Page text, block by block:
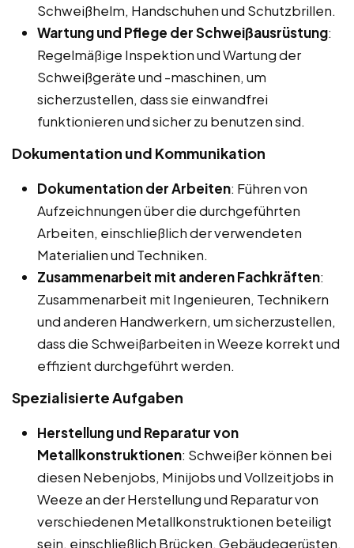
Schweißhelm, Handschuhen und Schutzbrillen.
Wartung und Pflege der Schweißausrüstung:
Regelmäßige Inspektion und Wartung der
Schweißgeräte und -maschinen, um
sicherzustellen, dass sie einwandfrei
funktionieren und sicher zu benutzen sind.
Dokumentation und Kommunikation
Dokumentation der Arbeiten: Führen von
Aufzeichnungen über die durchgeführten
Arbeiten, einschließlich der verwendeten
Materialien und Techniken.
Zusammenarbeit mit anderen Fachkräften:
Zusammenarbeit mit Ingenieuren, Technikern
und anderen Handwerkern, um sicherzustellen,
dass die Schweißarbeiten in Weeze korrekt und
effizient durchgeführt werden.
Spezialisierte Aufgaben
Herstellung und Reparatur von
Metallkonstruktionen: Schweißer können bei
diesen Nebenjobs, Minijobs und Vollzeitjobs in
Weeze an der Herstellung und Reparatur von
verschiedenen Metallkonstruktionen beteiligt
sein, einschließlich Brücken, Gebäudegerüsten,